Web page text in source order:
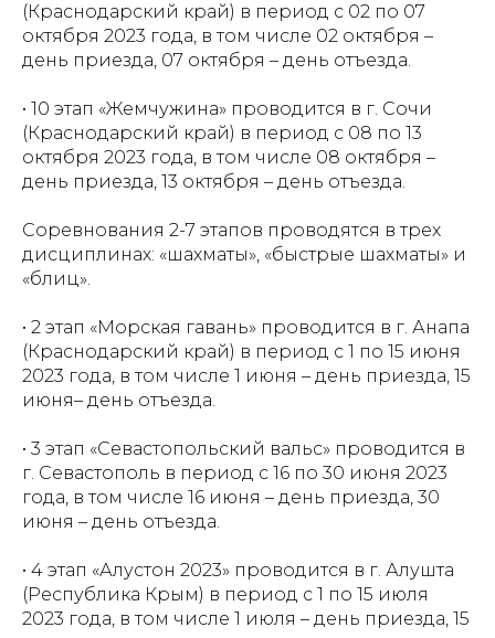
(Краснодарский край) в период с 02 по 07
октября 2023 года, в том числе 02 октября –
день приезда, 07 октября – день отъезда.
• 10 этап «Жемчужина» проводится в г. Сочи
(Краснодарский край) в период с 08 по 13
октября 2023 года, в том числе 08 октября –
день приезда, 13 октября – день отъезда.
Соревнования 2-7 этапов проводятся в трех
дисциплинах: «шахматы», «быстрые шахматы» и
«блиц».
• 2 этап «Морская гавань» проводится в г. Анапа
(Краснодарский край) в период с 1 по 15 июня
2023 года, в том числе 1 июня – день приезда, 15
июня– день отъезда.
• 3 этап «Севастопольский вальс» проводится в
г. Севастополь в период с 16 по 30 июня 2023
года, в том числе 16 июня – день приезда, 30
июня – день отъезда.
• 4 этап «Алустон 2023» проводится в г. Алушта
(Республика Крым) в период с 1 по 15 июля
2023 года, в том числе 1 июля – день приезда, 15